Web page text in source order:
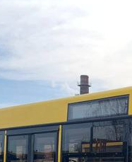
на новые автобусные
Сосновый Бор через